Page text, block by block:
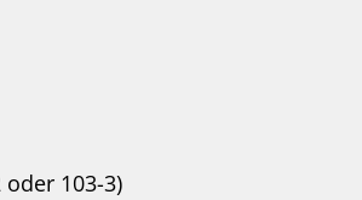
oder 103-3)